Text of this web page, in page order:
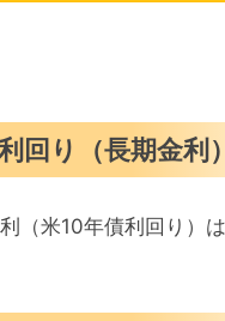
回り（長期金利）
（米10年債利回り）は